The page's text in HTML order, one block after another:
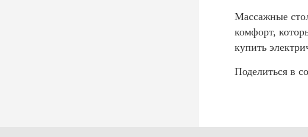
Массажные
комфорт,
купить
Поделиться в